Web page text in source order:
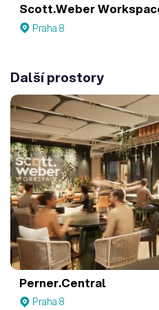
Scott.Weber
Praha 8
Další prostory
Perner.Central
Praha 8